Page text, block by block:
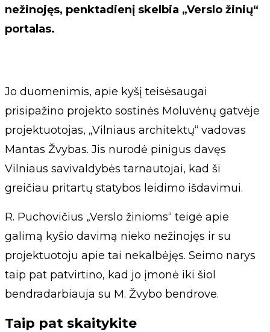
nežinojęs, penktadienį skelbia „Verslo žinių“
portalas.
Jo duomenimis, apie kyšį teisėsaugai
prisipažino projekto sostinės Moluvėnų gatvėje
projektuotojas, „Vilniaus architektų“ vadovas
Mantas Žvybas. Jis nurodė pinigus davęs
Vilniaus savivaldybės tarnautojai, kad ši
greičiau pritartų statybos leidimo išdavimui.
R. Puchovičius „Verslo žinioms“ teigė apie
galimą kyšio davimą nieko nežinojęs ir su
projektuotoju apie tai nekalbėjęs. Seimo narys
taip pat patvirtino, kad jo įmonė iki šiol
bendradarbiauja su M. Žvybo bendrove.
Taip pat skaitykite